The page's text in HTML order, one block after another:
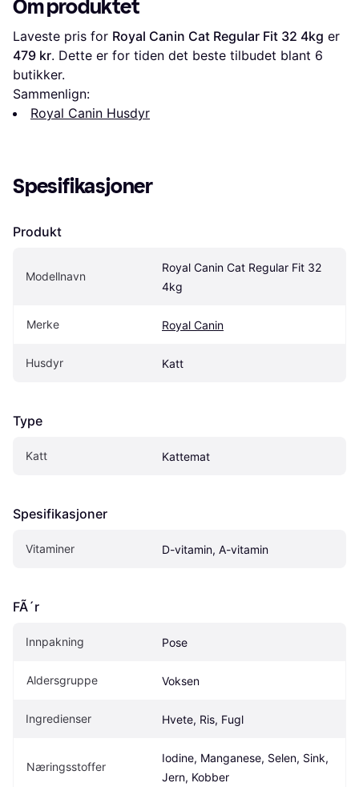
Om produktet
Laveste pris for Royal Canin Cat Regular Fit 32 4kg
479 kr. Dette er for tiden det beste tilbudet blant 6
butikker.
Sammenlign:
Royal Canin Husdyr
Spesifikasjoner
Produkt
Modellnavn
Royal Canin Cat Regular Fit 32
4kg
Merke Royal Canin
Husdyr Katt
Type
Katt Kattemat
Spesifikasjoner
Vitaminer D-vitamin, A-vitamin
FÃ´r
Innpakning Pose
Aldersgruppe Voksen
Ingredienser Hvete, Ris, Fugl
Næringsstoffer
Iodine, Manganese, Selen, Sink,
Jern, Kobber